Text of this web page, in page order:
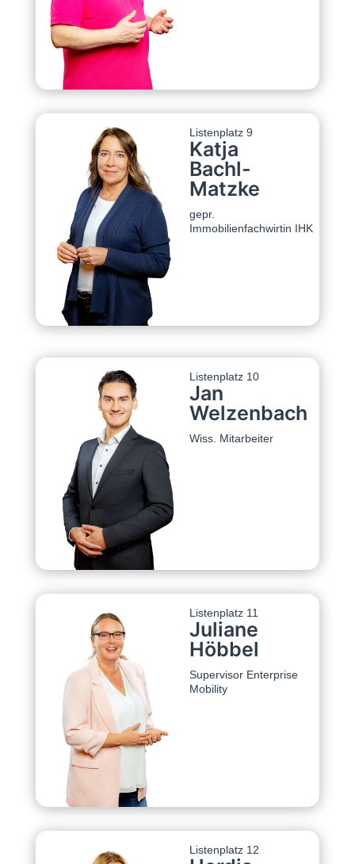
Listenplatz 9
Katja
Bachl-
Matzke
gepr.
Immobilienfachwirtin IHK
Listenplatz 10
Jan
Welzenbach
Wiss. Mitarbeiter
Listenplatz 11
Juliane
Höbbel
Supervisor Enterprise
Mobility
Listenplatz 12